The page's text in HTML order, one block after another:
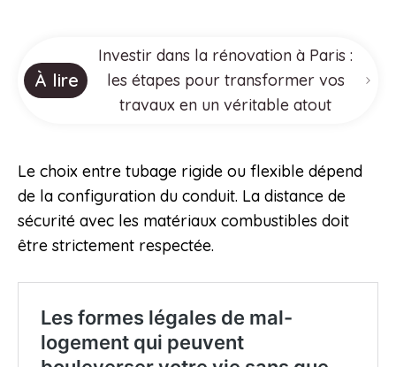
À lire
Investir dans la rénovation à Paris :
les étapes pour transformer vos
travaux en un véritable atout
Le choix entre tubage rigide ou flexible dépend
de la configuration du conduit. La distance de
sécurité avec les matériaux combustibles doit
être strictement respectée.